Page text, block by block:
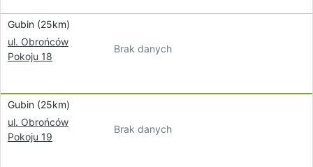
Gubin (25km)
ul. Obrońców
Pokoju 18
Brak danych
Gubin (25km)
ul. Obrońców
Pokoju 19
Brak danych